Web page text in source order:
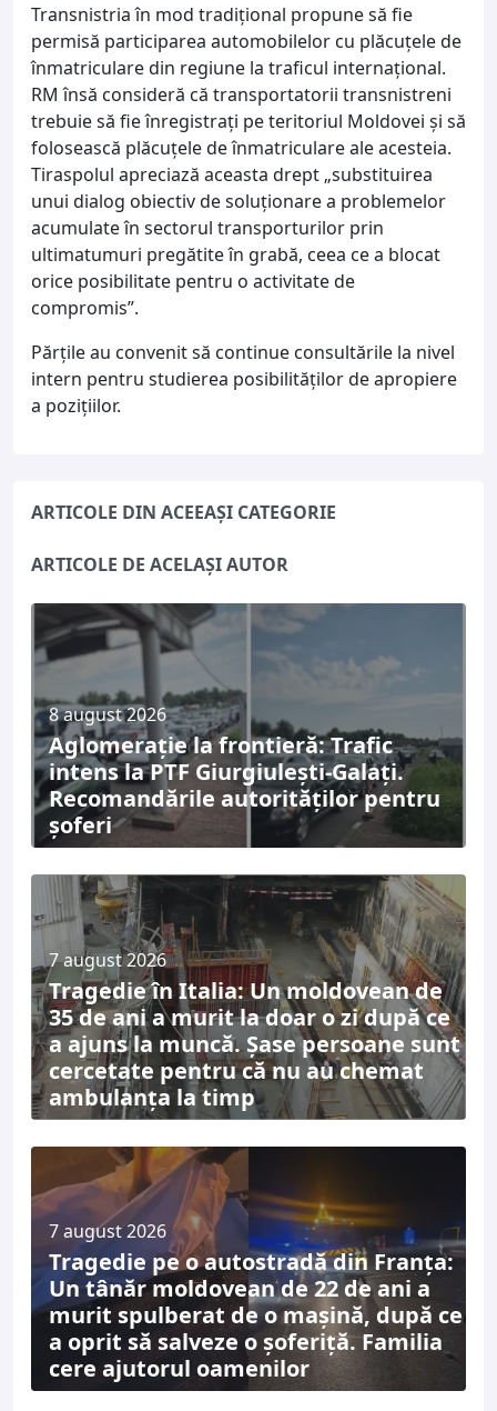
Transnistria în mod tradiţional propune să fie
permisă participarea automobilelor cu plăcuţele de
înmatriculare din regiune la traficul internaţional.
RM însă consideră că transportatorii transnistreni
trebuie să fie înregistraţi pe teritoriul Moldovei şi să
folosească plăcuţele de înmatriculare ale acesteia.
Tiraspolul apreciază aceasta drept „substituirea
unui dialog obiectiv de soluţionare a problemelor
acumulate în sectorul transporturilor prin
ultimatumuri pregătite în grabă, ceea ce a blocat
orice posibilitate pentru o activitate de
compromis”.
Părţile au convenit să continue consultările la nivel
intern pentru studierea posibilităţilor de apropiere
a poziţiilor.
ARTICOLE DIN ACEEAȘI CATEGORIE
ARTICOLE DE ACELAȘI AUTOR
8 august 2026
Aglomerație la frontieră: Trafic
intens la PTF Giurgiulești-Galați.
Recomandările autorităților pentru
șoferi
7 august 2026
Tragedie în Italia: Un moldovean de
35 de ani a murit la doar o zi după ce
a ajuns la muncă. Șase persoane sunt
cercetate pentru că nu au chemat
ambulanța la timp
7 august 2026
Tragedie pe o autostradă din Franța:
Un tânăr moldovean de 22 de ani a
murit spulberat de o mașină, după ce
a oprit să salveze o șoferiță. Familia
cere ajutorul oamenilor